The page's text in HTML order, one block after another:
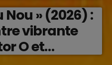
Nou » (2026) :
vibrante
O et